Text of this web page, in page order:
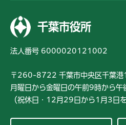
千葉市役所
法人番号 6000020121002
〒260-8722 千葉市中央区千葉港
月曜日から金曜日の午前9時から午
（祝休日・12月29日から1月3日を